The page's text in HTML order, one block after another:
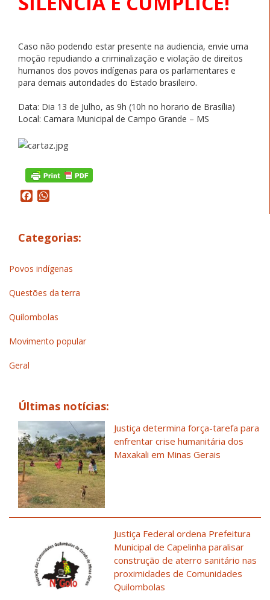
Caso não podendo estar presente na audiencia, envie uma
moção repudiando a criminalização e violação de direitos
humanos dos povos indígenas para os parlamentares e
para demais autoridades do Estado brasileiro.
Data: Dia 13 de Julho, as 9h (10h no horario de Brasília)
Local: Camara Municipal de Campo Grande – MS
Facebook
Categorias:
Povos indígenas
Questões da terra
Quilombolas
Movimento popular
Geral
Últimas notícias:
Justiça determina força-tarefa para
enfrentar crise humanitária dos
Maxakali em Minas Gerais
Justiça Federal ordena Prefeitura
Municipal de Capelinha paralisar
construção de aterro sanitário nas
proximidades de Comunidades
Quilombolas